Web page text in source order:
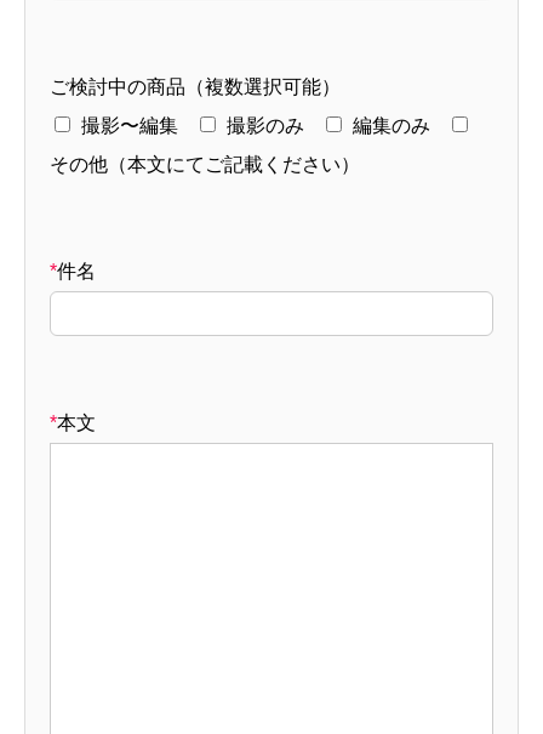
ご検討中の商品（複数選択可能）
撮影〜編集
撮影のみ
編集のみ
その他（本文にてご記載ください）
*件名
*本文